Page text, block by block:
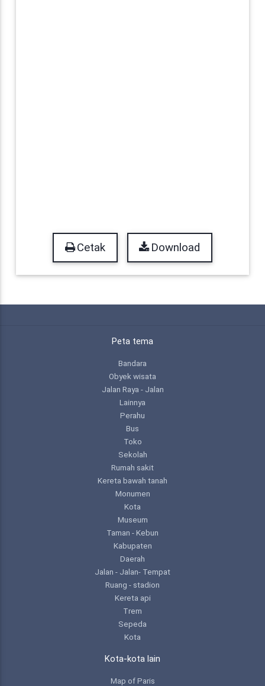
Cetak Download
Peta tema
Bandara
Obyek wisata
Jalan Raya - Jalan
Lainnya
Perahu
Bus
Toko
Sekolah
Rumah sakit
Kereta bawah tanah
Monumen
Kota
Museum
Taman - Kebun
Kabupaten
Daerah
Jalan - Jalan- Tempat
Ruang - stadion
Kereta api
Trem
Sepeda
Kota
Kota-kota lain
Map of Paris